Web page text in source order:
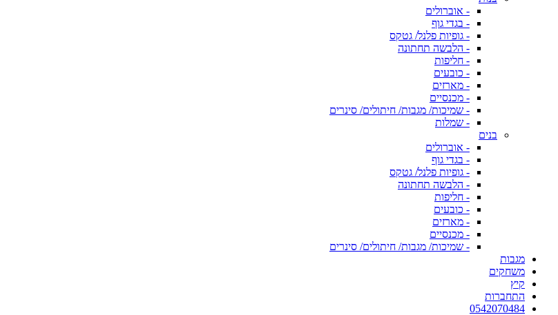
- אוברולים
- בגדי גוף
- גופיות פלנל/ גטקס
- הלבשה תחתונה
- חליפות
- כובעים
- מארזים
- מכנסיים
- שמיכות/ מגבות/ חיתולים/ סינרים
- שמלות
בנים
- אוברולים
- בגדי גוף
- גופיות פלנל/ גטקס
- הלבשה תחתונה
- חליפות
- כובעים
- מארזים
- מכנסיים
- שמיכות/ מגבות/ חיתולים/ סינרים
מגבות
משחקים
קיץ
התחברות
0542070484